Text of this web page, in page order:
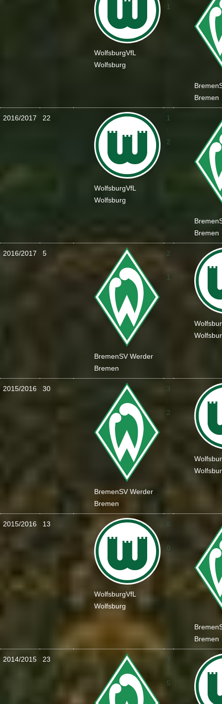
WolfsburgVfL
Wolfsburg
1
Bremen
Bremen
2016/2017 22
WolfsburgVfL
Wolfsburg
1
:
2
Bremen
Bremen
2016/2017 5
BremenSV Werder
Bremen
2
:
1
2015/2016 30
BremenSV Werder
Bremen
3
:
2
2015/2016 13
WolfsburgVfL
Wolfsburg
6
:
0
Bremen
Bremen
2014/2015 23
3
5